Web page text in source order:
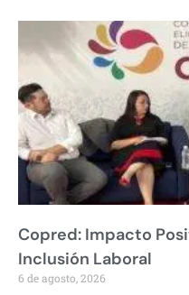
Copred: Impacto
Inclusión Laboral
6 de agosto, 2026